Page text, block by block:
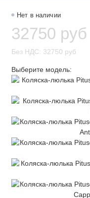
Нет в наличии
32750 руб
Без НДС: 32750 руб
Выберите модель: